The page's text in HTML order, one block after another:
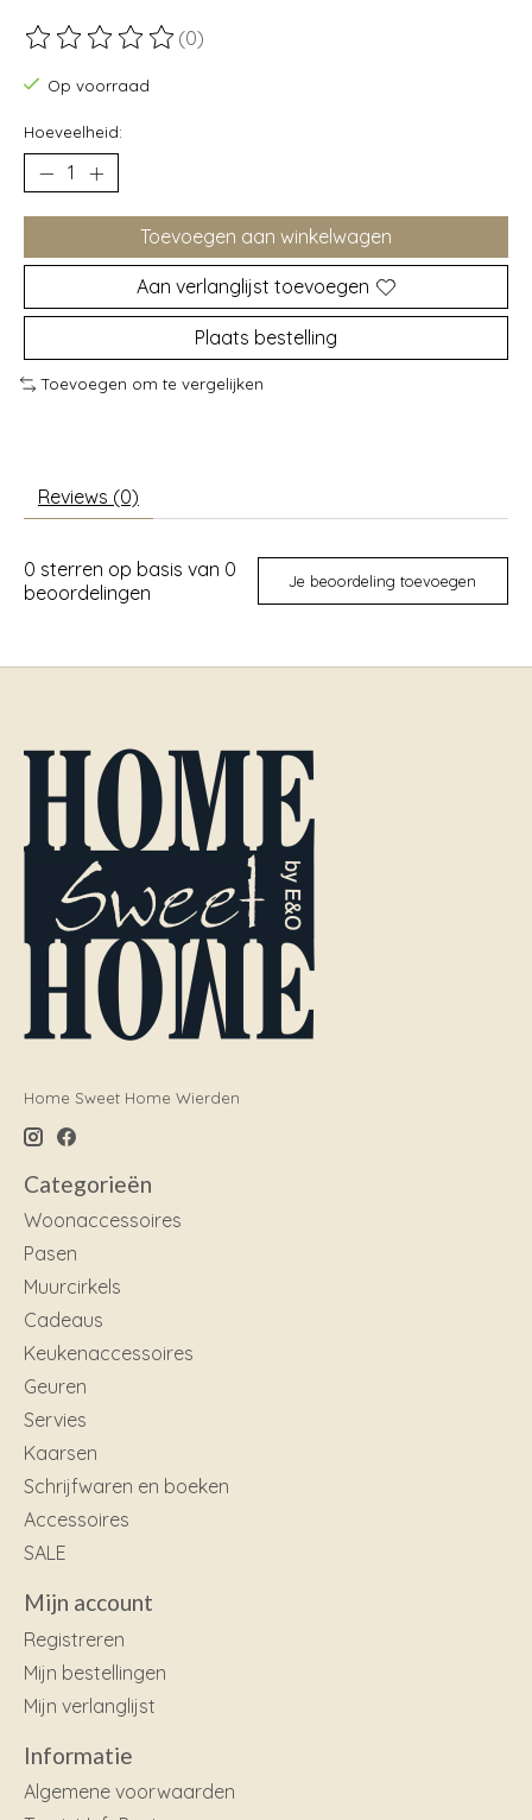
De beoordeling van dit product is
(0)
Op voorraad
Hoeveelheid:
Toevoegen aan winkelwagen
Aan verlanglijst toevoegen
Plaats bestelling
Toevoegen om te vergelijken
Reviews (0)
0 sterren op basis van 0
beoordelingen
Je beoordeling toevoegen
Home Sweet Home Wierden
Categorieën
Woonaccessoires
Pasen
Muurcirkels
Cadeaus
Keukenaccessoires
Geuren
Servies
Kaarsen
Schrijfwaren en boeken
Accessoires
SALE
Mijn account
Registreren
Mijn bestellingen
Mijn verlanglijst
Informatie
Algemene voorwaarden